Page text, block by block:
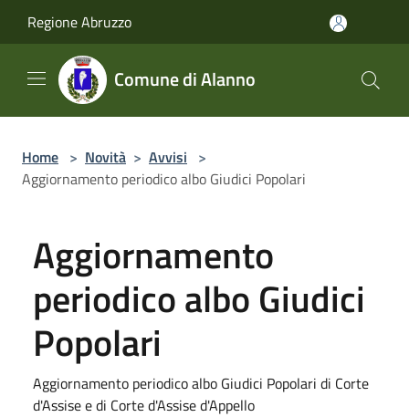
Regione Abruzzo
Comune di Alanno
Home > Novità > Avvisi >
Aggiornamento periodico albo Giudici Popolari
Aggiornamento
periodico albo Giudici
Popolari
Aggiornamento periodico albo Giudici Popolari di Corte
d'Assise e di Corte d'Assise d'Appello